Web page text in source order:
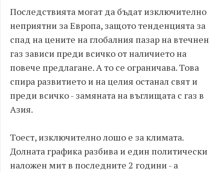
Последствията могат да бъдат изключително
неприятни за Европа, защото тенденцията за
спад на цените на глобалния пазар на втечнен
газ зависи преди всичко от наличието на
повече предлагане. А то се ограничава. Това
спира развитието и на целия останал свят и
преди всичко - замяната на въглищата с газ в
Азия.
Тоест, изключително лошо е за климата.
Долната графика разбива и един политически
наложен мит в последните 2 години - а